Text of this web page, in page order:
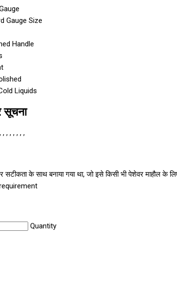
Gauge Size
Handle
Liquids
सूचना
, , , , , , , ,
सटीकता के साथ बनाया गया था, जो इसे किसी भी पेशेवर माहौल के
Quantity